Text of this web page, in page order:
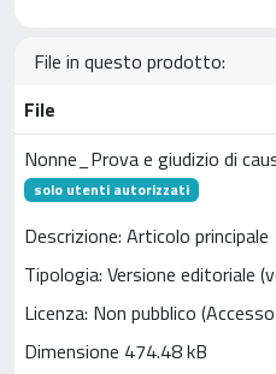
File in questo prodotto:
File
Nonne_Prova e giudizio di
solo utenti autorizzati
Descrizione: Articolo principale
Tipologia: Versione editoriale
Licenza: Non pubblico
Dimensione 474.48 kB